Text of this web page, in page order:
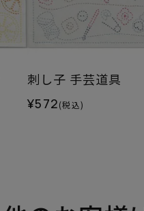
刺し子 手芸道具
¥572(税込)